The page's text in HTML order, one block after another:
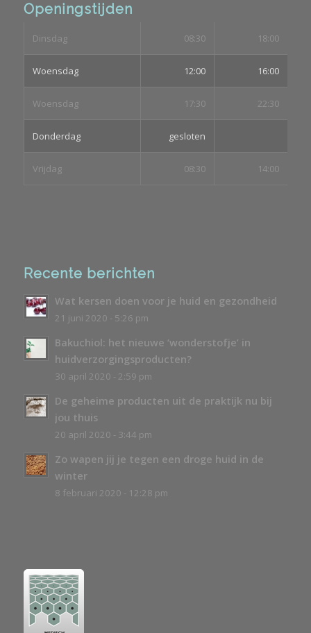
Openingstijden
Dinsdag 08:30 18:00
Woensdag 12:00 16:00
Woensdag 17:30 22:30
Donderdag gesloten
Vrijdag 08:30 14:00
Recente berichten
Wat kersen doen voor je huid en gezondheid
21 juni 2020 - 5:26 pm
Bakuchiol: het nieuwe ‘wonderstofje’ in
huidverzorgingsproducten?
30 april 2020 - 2:59 pm
De geheime producten uit de praktijk nu bij
jou thuis
20 april 2020 - 3:44 pm
Zo wapen jij je tegen een droge huid in de
winter
8 februari 2020 - 12:28 pm